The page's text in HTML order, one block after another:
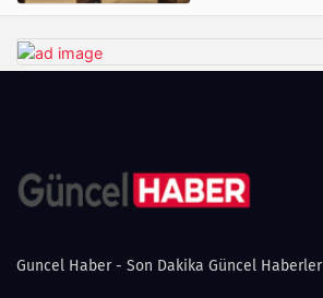
Guncel Haber - Son Dakika Güncel Haberler